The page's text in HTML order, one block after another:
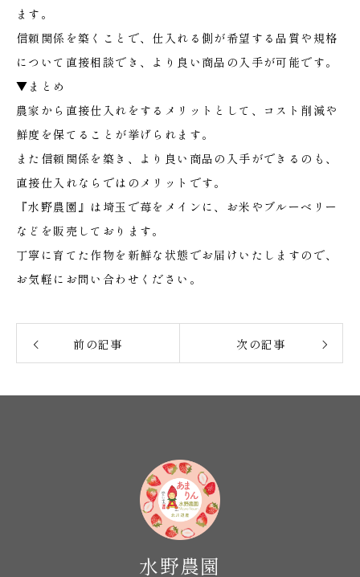
ます。
信頼関係を築くことで、仕入れる側が希望する品質や規格
について直接相談でき、より良い商品の入手が可能です。
▼まとめ
農家から直接仕入れをするメリットとして、コスト削減や
鮮度を保てることが挙げられます。
また信頼関係を築き、より良い商品の入手ができるのも、
直接仕入れならではのメリットです。
『水野農園』は埼玉で苺をメインに、お米やブルーベリー
などを販売しております。
丁寧に育てた作物を新鮮な状態でお届けいたしますので、
お気軽にお問い合わせください。
前の記事 次の記事